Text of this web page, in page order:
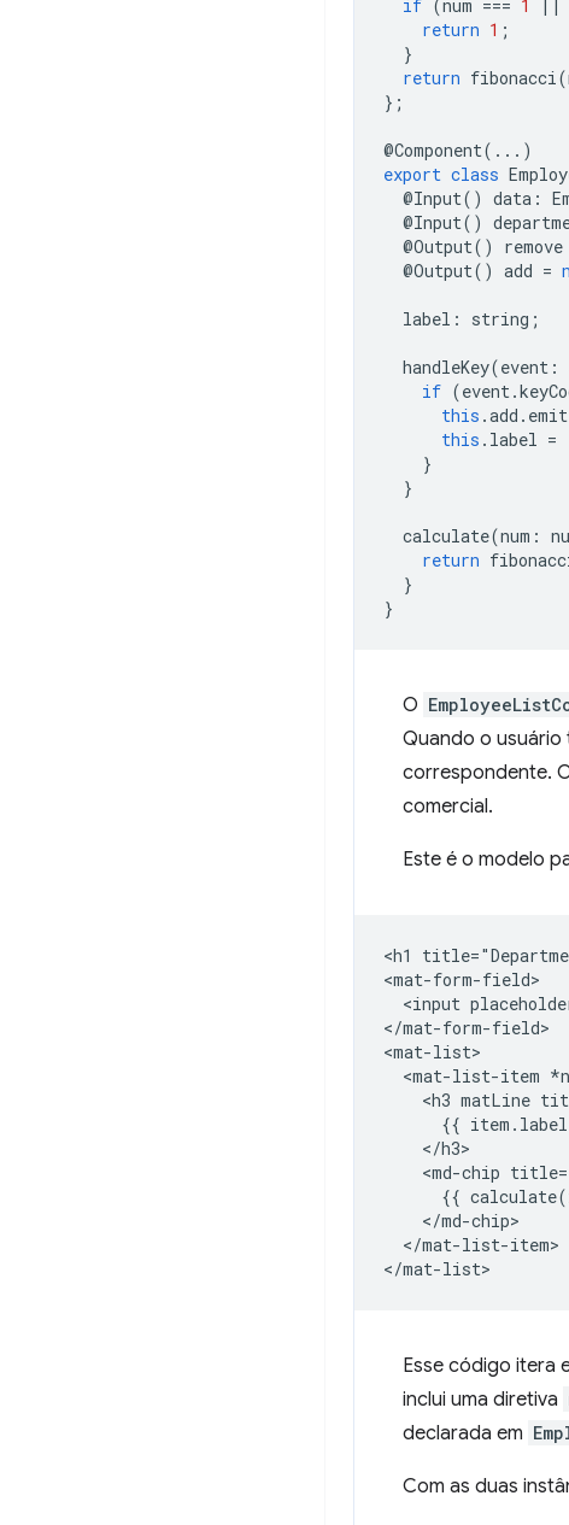
if (num === 1 ||
return 1 ;
}
return fibonacci (
};
@Component(...)
export class
@Input() data :
@Input()
@Output() remove
@Output() add =
label : string ;
handleKey(event :
if (event .
this .add . emit
this . label =
}
}
calculate(num :
return
}
}
O
Quando o usuário
correspondente.
comercial.
Este é o modelo
<h1
<mat-form-field>
<input
</mat-form-field>
<mat-list>
<mat-list-item
<h3 matLine
{{
    </h3>
<md-chip
{{
    </md-chip>
  </mat-list-item>
Esse código itera
inclui uma diretiva
declarada em
Com as duas